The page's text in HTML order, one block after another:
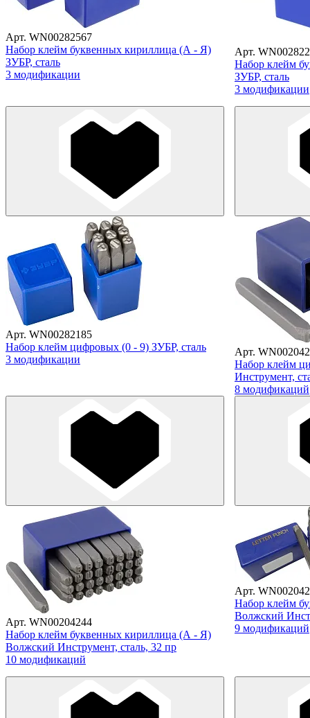
Арт. WN00282567
Набор клейм буквенных кириллица (А - Я)
ЗУБР, сталь
3 модификации
Арт.
Набор клейм
ЗУБР, сталь
3 модификации
Арт. WN00282185
Набор клейм цифровых (0 - 9) ЗУБР, сталь
3 модификации
Арт.
Набор клейм
Инструмент,
8 модификаций
Арт. WN00204244
Набор клейм буквенных кириллица (А - Я)
Волжский Инструмент, сталь, 32 пр
10 модификаций
Арт.
Набор клейм
Волжский
9 модификаций